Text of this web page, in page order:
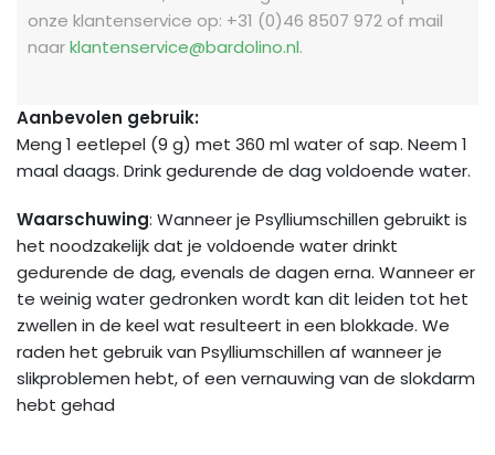
onze klantenservice op: +31 (0)46 8507 972 of mail
naarklantenservice@bardolino.nl.
Aanbevolen gebruik:
Meng 1 eetlepel (9 g) met 360 ml water of sap. Neem 1
maal daags. Drink gedurende de dag voldoende water.
Waarschuwing: Wanneer je Psylliumschillen gebruikt is
het noodzakelijk dat je voldoende water drinkt
gedurende de dag, evenals de dagen erna. Wanneer er
te weinig water gedronken wordt kan dit leiden tot het
zwellen in de keel wat resulteert in een blokkade. We
raden het gebruik van Psylliumschillen af wanneer je
slikproblemen hebt, of een vernauwing van de slokdarm
hebt gehad